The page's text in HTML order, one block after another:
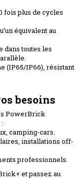
fois plus de cycles
équivalent au
dans toutes les
(IP65/IP66), résistant
besoins
PowerBrick
camping-cars.
installations off-
professionnels.
et passez au